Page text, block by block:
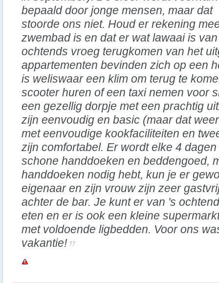
bepaald door jonge mensen, maar dat
stoorde ons niet. Houd er rekening
zwembad is en dat er wat lawaai is
ochtends vroeg terugkomen van het
appartementen bevinden zich op een
is weliswaar een klim om terug te
scooter huren of een taxi nemen voor
een gezellig dorpje met een prachtig
zijn eenvoudig en basic (maar dat
met eenvoudige kookfaciliteiten en
zijn comfortabel. Er wordt elke 4
schone handdoeken en beddengoed,
handdoeken nodig hebt, kun je er
eigenaar en zijn vrouw zijn zeer
achter de bar. Je kunt er van 's
eten en er is ook een kleine
met voldoende ligbedden. Voor ons
vakantie!